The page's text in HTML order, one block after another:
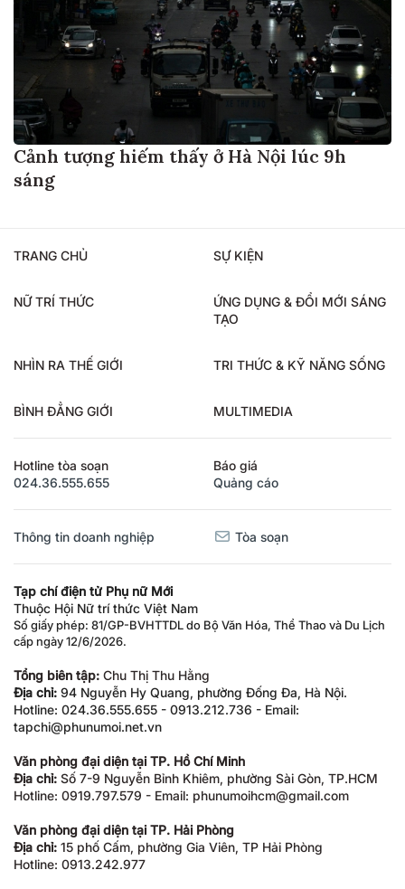
Cảnh tượng hiếm thấy ở Hà Nội lúc 9h
sáng
TRANG CHỦ SỰ KIỆN
NỮ TRÍ THỨC
ỨNG DỤNG & ĐỔI MỚI SÁNG
TẠO
NHÌN RA THẾ GIỚI TRI THỨC & KỸ NĂNG SỐNG
BÌNH ĐẲNG GIỚI MULTIMEDIA
Hotline tòa soạn
024.36.555.655
Báo giá
Quảng cáo
Thông tin doanh nghiệp Tòa soạn
Tạp chí điện tử Phụ nữ Mới
Thuộc Hội Nữ trí thức Việt Nam
Số giấy phép: 81/GP-BVHTTDL do Bộ Văn Hóa, Thể Thao và Du Lịch
cấp ngày 12/6/2026.
Tổng biên tập: Chu Thị Thu Hằng
Địa chỉ: 94 Nguyễn Hy Quang, phường Đống Đa, Hà Nội.
Hotline: 024.36.555.655 - 0913.212.736 - Email:
tapchi@phunumoi.net.vn
Văn phòng đại diện tại TP. Hồ Chí Minh
Địa chỉ: Số 7-9 Nguyễn Bỉnh Khiêm, phường Sài Gòn, TP.HCM
Hotline: 0919.797.579 - Email: phunumoihcm@gmail.com
Văn phòng đại diện tại TP. Hải Phòng
Địa chỉ: 15 phố Cấm, phường Gia Viên, TP Hải Phòng
Hotline: 0913.242.977